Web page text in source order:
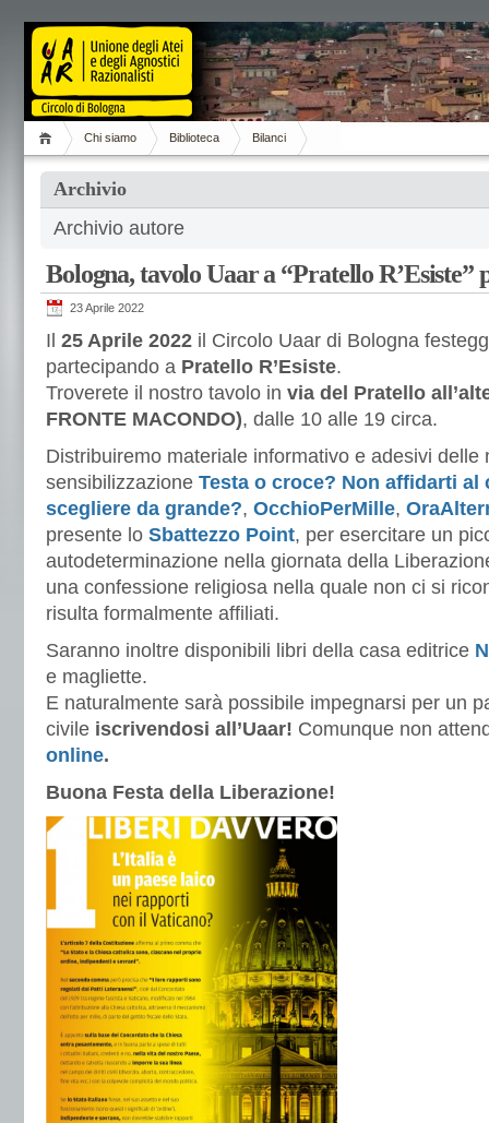
Chi siamo Biblioteca Bilanci
Archivio
Archivio autore
Bologna, tavolo Uaar a “Pratello R’Esiste”
23 Aprile 2022
Il 25 Aprile 2022 il Circolo Uaar di Bologna
partecipando a Pratello R’Esiste.
Troverete il nostro tavolo in via del Pratello
FRONTE MACONDO), dalle 10 alle 19 circa.
Distribuiremo materiale informativo e adesivi delle
sensibilizzazione Testa o croce? Non affidarti al
scegliere da grande?, OcchioPerMille,
presente lo Sbattezzo Point, per esercitare un
autodeterminazione nella giornata della
una confessione religiosa nella quale non ci si
risulta formalmente affiliati.
Saranno inoltre disponibili libri della casa editrice
e magliette.
E naturalmente sarà possibile impegnarsi per un
civile iscrivendosi all’Uaar! Comunque non
online.
Buona Festa della Liberazione!